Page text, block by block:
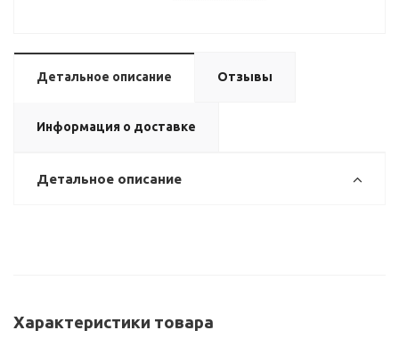
Детальное описание Отзывы
Информация о доставке
Детальное описание
Характеристики товара